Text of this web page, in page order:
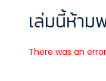
เล่มนี้ห้าม
There was an error